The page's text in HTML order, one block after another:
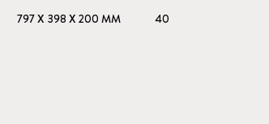
797 X 398 X 200 MM 40